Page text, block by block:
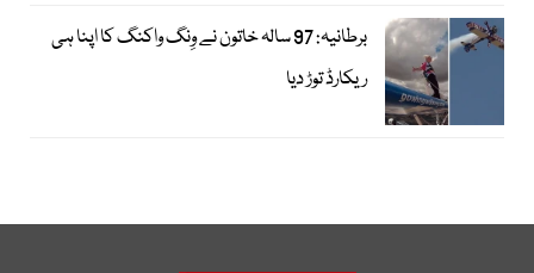
برطانیہ: 97 سالہ خاتون نے وِنگ واکنگ کا اپنا ہی
ریکارڈ توڑ دیا